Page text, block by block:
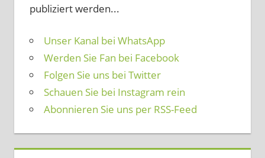
publiziert werden...
Unser Kanal bei WhatsApp
Werden Sie Fan bei Facebook
Folgen Sie uns bei Twitter
Schauen Sie bei Instagram rein
Abonnieren Sie uns per RSS-Feed